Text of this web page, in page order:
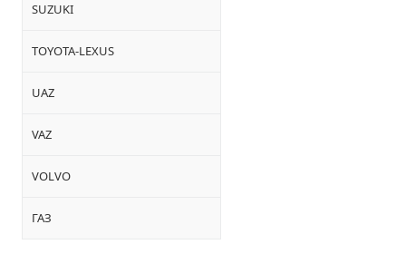
SUZUKI
TOYOTA-LEXUS
UAZ
VAZ
VOLVO
ГАЗ